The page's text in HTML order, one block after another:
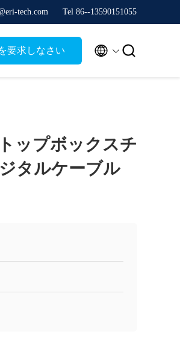
tech.com Tel 86--13590151055
要求しなさい  
ップボックスチ
タルケーブル